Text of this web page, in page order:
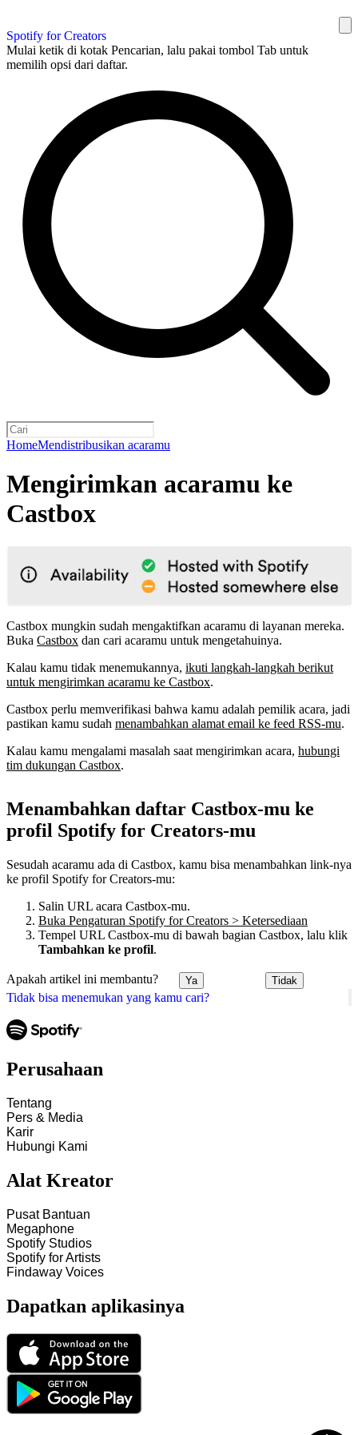
Spotify for Creators
Mulai ketik di kotak Pencarian, lalu pakai tombol Tab untuk
memilih opsi dari daftar.
HomeMendistribusikan acaramu
Tidak bisa menemukan yang kamu cari?
Mengirimkan acaramu ke
Castbox
Castbox mungkin sudah mengaktifkan acaramu di layanan mereka.
Buka Castbox dan cari acaramu untuk mengetahuinya.
Kalau kamu tidak menemukannya, ikuti langkah-langkah berikut
untuk mengirimkan acaramu ke Castbox.
Castbox perlu memverifikasi bahwa kamu adalah pemilik acara, jadi
pastikan kamu sudah menambahkan alamat email ke feed RSS-mu.
Kalau kamu mengalami masalah saat mengirimkan acara, hubungi
tim dukungan Castbox.
Menambahkan daftar Castbox-mu ke
profil Spotify for Creators-mu
Sesudah acaramu ada di Castbox, kamu bisa menambahkan link-nya
ke profil Spotify for Creators-mu:
Salin URL acara Castbox-mu.
Buka Pengaturan Spotify for Creators > Ketersediaan
Tempel URL Castbox-mu di bawah bagian Castbox, lalu klik
Tambahkan ke profil.
Apakah artikel ini membantu? Ya Tidak
Perusahaan
Tentang
Pers & Media
Karir
Hubungi Kami
Alat Kreator
Pusat Bantuan
Megaphone
Spotify Studios
Spotify for Artists
Findaway Voices
Dapatkan aplikasinya